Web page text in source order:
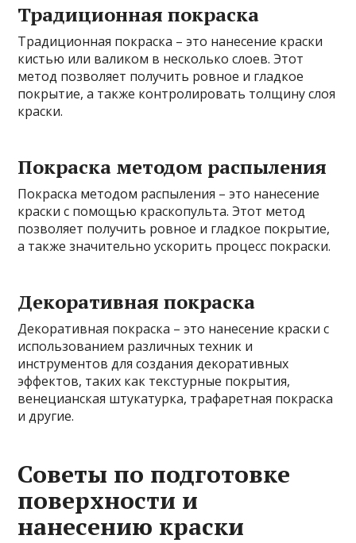
Традиционная покраска
Традиционная покраска – это нанесение краски
кистью или валиком в несколько слоев. Этот
метод позволяет получить ровное и гладкое
покрытие, а также контролировать толщину слоя
краски.
Покраска методом распыления
Покраска методом распыления – это нанесение
краски с помощью краскопульта. Этот метод
позволяет получить ровное и гладкое покрытие,
а также значительно ускорить процесс покраски.
Декоративная покраска
Декоративная покраска – это нанесение краски с
использованием различных техник и
инструментов для создания декоративных
эффектов, таких как текстурные покрытия,
венецианская штукатурка, трафаретная покраска
и другие.
Советы по подготовке
поверхности и
нанесению краски